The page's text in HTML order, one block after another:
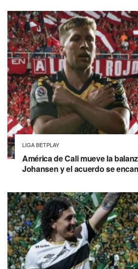
LIGA BETPLAY
América de Cali mueve la
Johansen y el acuerdo se